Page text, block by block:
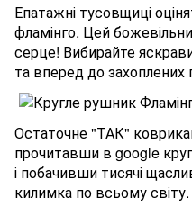
Епатажні тусовщиці
фламінго. Цей
серце! Вибирайте
та вперед до захоплених
Остаточне "ТАК"
прочитавши в google
і побачивши тисячі
килимка по всьому світу.